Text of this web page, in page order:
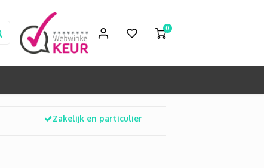
0
Zakelijk en particulier